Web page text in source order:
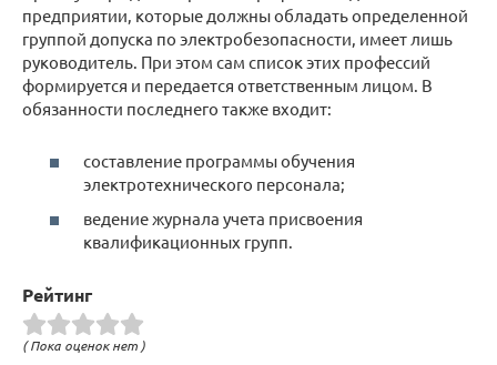
предприятии, которые должны обладать определенной
группой допуска по электробезопасности, имеет лишь
руководитель. При этом сам список этих профессий
формируется и передается ответственным лицом. В
обязанности последнего также входит:
составление программы обучения
электротехнического персонала;
ведение журнала учета присвоения
квалификационных групп.
Рейтинг
( Пока оценок нет )